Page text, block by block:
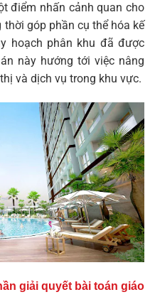
điểm nhấn cảnh quan cho
thời góp phần cụ thể hóa kế
hoạch phân khu đã được
này hướng tới việc nâng
và dịch vụ trong khu vực.
giải quyết bài toán giáo